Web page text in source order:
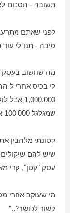
תשובה - הסכום לא
לפני שאתם
סיבה - תנו לי
מה שחשוב בעסק
לי בכיס אחרי ל
שמגלגל 100,000 אבל מכניס לכיס 50,000.
קטונתי מלהבין
שיש להם
עסק "קטן", קרי
מי שעוקב אחרי
קשור לכושר?.."